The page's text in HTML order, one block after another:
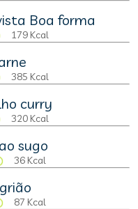
Boa forma
179 Kcal
385 Kcal
curry
320 Kcal
sugo
36 Kcal
87 Kcal